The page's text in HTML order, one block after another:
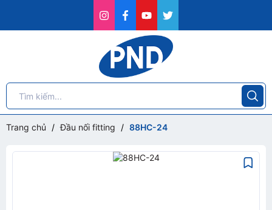
Trang chủ / Đầu nối fitting / 88HC-24